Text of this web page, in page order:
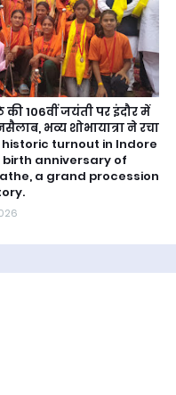
106वीं जयंती पर इंदौर में
भव्य शोभायात्रा ने रचा
historic turnout in Indore
birth anniversary of
a grand procession